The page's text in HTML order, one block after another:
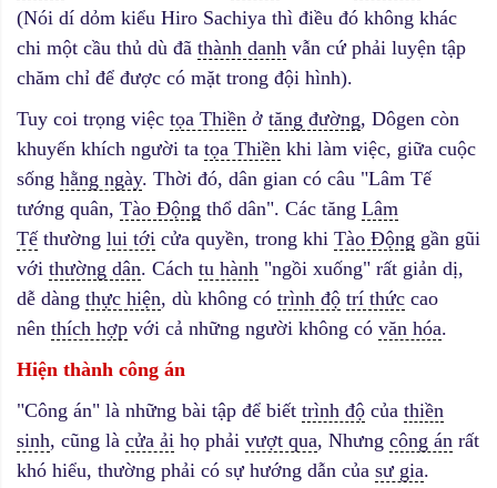
(Nói dí dỏm kiểu Hiro Sachiya thì điều đó không khác
chi một cầu thủ dù đã thành danh vẫn cứ phải luyện tập
chăm chỉ để được có mặt trong đội hình).
Tuy coi trọng việc tọa Thiền ở tăng đường, Dôgen còn
khuyến khích người ta tọa Thiền khi làm việc, giữa cuộc
sống hằng ngày. Thời đó, dân gian có câu "Lâm Tế
tướng quân, Tào Động thổ dân". Các tăng Lâm
Tếthường lui tới cửa quyền, trong khi Tào Động gần gũi
với thường dân. Cách tu hành "ngồi xuống" rất giản dị,
dễ dàng thực hiện, dù không có trình độ trí thức cao
nên thích hợp với cả những người không có văn hóa.
Hiện thành công án
"Công án" là những bài tập để biết trình độ của thiền
sinh, cũng là cửa ải họ phải vượt qua, Nhưng công án rất
khó hiểu, thường phải có sự hướng dẫn của sư gia.